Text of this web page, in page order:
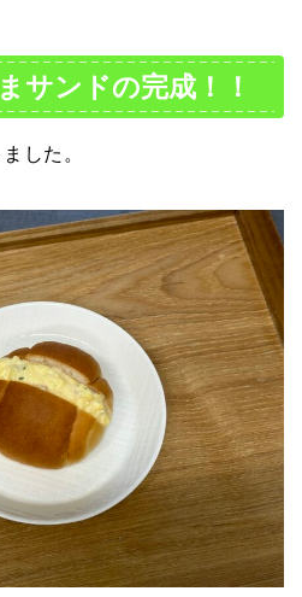
サンドの完成！！
した。